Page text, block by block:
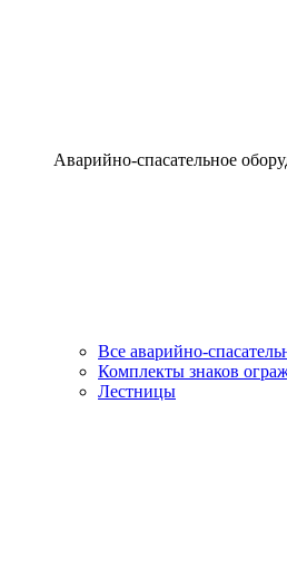
Аварийно-спасательное
Все аварийно-
Комплекты знаков
Лестницы